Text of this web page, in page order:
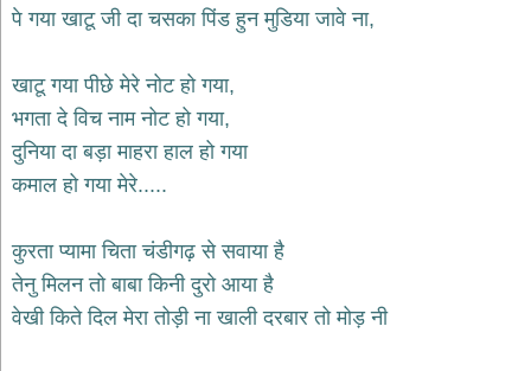
कृष्ण
bhajans
शिव
भजन
bhajans
भजन
hanuman
bhajans
साईं
पे गया खाटू जी दा चसका पिंड हुन मुडिया जावे ना,
खाटू गया पीछे मेरे नोट हो गया,
भगता दे विच नाम नोट हो गया,
दुनिया दा बड़ा माहरा हाल हो गया
कमाल हो गया मेरे.....
कुरता प्यामा चिता चंडीगढ़ से सवाया है
तेनु मिलन तो बाबा किनी दुरो आया है
वेखी किते दिल मेरा तोड़ी ना खाली दरबार तो मोड़ नी